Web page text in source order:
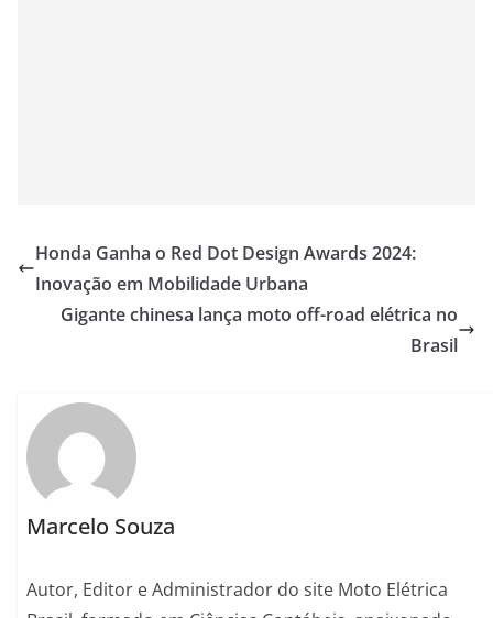
Honda Ganha o Red Dot Design Awards 2024:
Inovação em Mobilidade Urbana
Gigante chinesa lança moto off-road elétrica no
Brasil
Marcelo Souza
Autor, Editor e Administrador do site Moto Elétrica